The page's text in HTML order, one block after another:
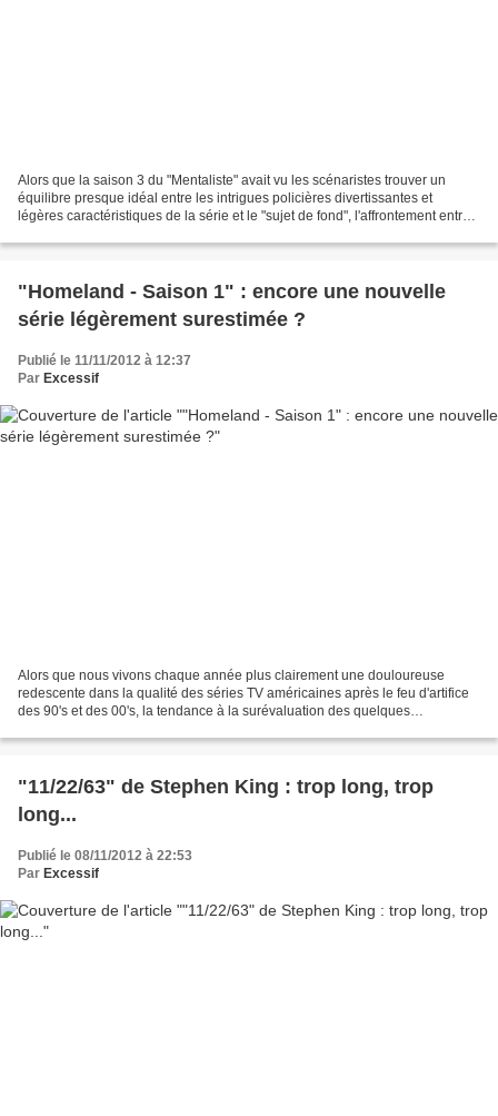
Alors que la saison 3 du "Mentaliste" avait vu les scénaristes trouver un
équilibre presque idéal entre les intrigues policières divertissantes et
légères caractéristiques de la série et le "sujet de fond", l'affrontement entre
"Homeland - Saison 1" : encore une nouvelle
série légèrement surestimée ?
Publié le 11/11/2012 à 12:37
Par Excessif
Alors que nous vivons chaque année plus clairement une douloureuse
redescente dans la qualité des séries TV américaines après le feu d'artifice
des 90's et des 00's, la tendance à la surévaluation des quelques
"11/22/63" de Stephen King : trop long, trop
long...
Publié le 08/11/2012 à 22:53
Par Excessif